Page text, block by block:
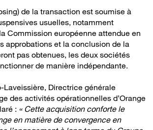
de la transaction est soumise à
usuelles, notamment
Commission européenne attendue en
approbations et la conclusion de la
pas obtenues, les deux sociétés
de manière indépendante.
Laveissière, Directrice générale
des activités opérationnelles d’Orange
: « Cette acquisition conforte le
en matière de convergence en